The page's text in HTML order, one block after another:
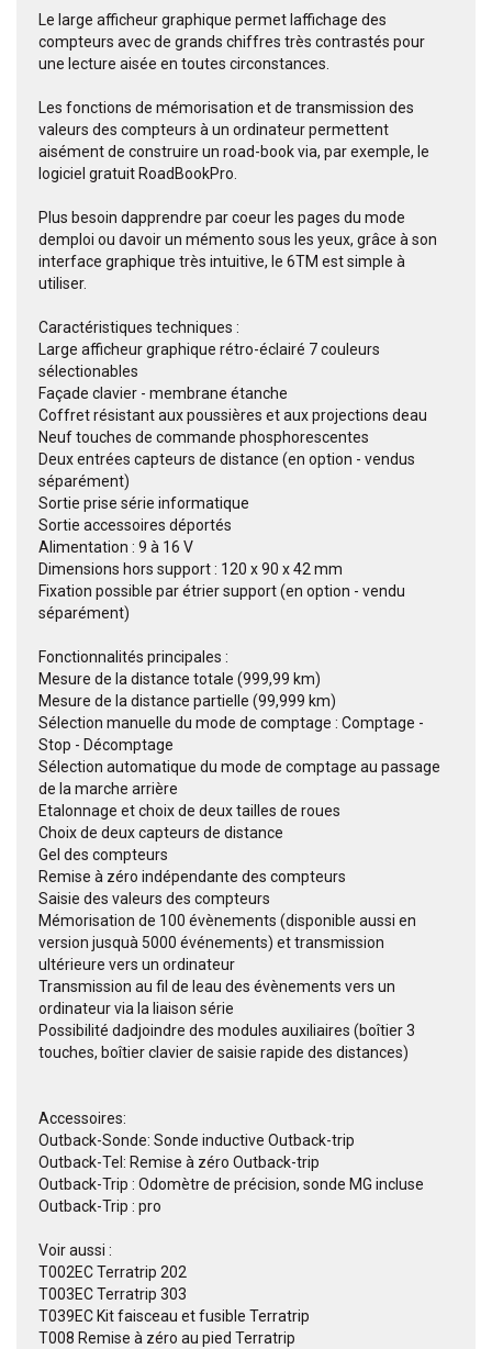
Le large afficheur graphique permet laffichage des
compteurs avec de grands chiffres très contrastés pour
une lecture aisée en toutes circonstances.
Les fonctions de mémorisation et de transmission des
valeurs des compteurs à un ordinateur permettent
aisément de construire un road-book via, par exemple, le
logiciel gratuit RoadBookPro.
Plus besoin dapprendre par coeur les pages du mode
demploi ou davoir un mémento sous les yeux, grâce à son
interface graphique très intuitive, le 6TM est simple à
utiliser.
Caractéristiques techniques :
Large afficheur graphique rétro-éclairé 7 couleurs
sélectionables
Façade clavier - membrane étanche
Coffret résistant aux poussières et aux projections deau
Neuf touches de commande phosphorescentes
Deux entrées capteurs de distance (en option - vendus
séparément)
Sortie prise série informatique
Sortie accessoires déportés
Alimentation : 9 à 16 V
Dimensions hors support : 120 x 90 x 42 mm
Fixation possible par étrier support (en option - vendu
séparément)
Fonctionnalités principales :
Mesure de la distance totale (999,99 km)
Mesure de la distance partielle (99,999 km)
Sélection manuelle du mode de comptage : Comptage -
Stop - Décomptage
Sélection automatique du mode de comptage au passage
de la marche arrière
Etalonnage et choix de deux tailles de roues
Choix de deux capteurs de distance
Gel des compteurs
Remise à zéro indépendante des compteurs
Saisie des valeurs des compteurs
Mémorisation de 100 évènements (disponible aussi en
version jusquà 5000 événements) et transmission
ultérieure vers un ordinateur
Transmission au fil de leau des évènements vers un
ordinateur via la liaison série
Possibilité dadjoindre des modules auxiliaires (boîtier 3
touches, boîtier clavier de saisie rapide des distances)
Accessoires:
Outback-Sonde: Sonde inductive Outback-trip
Outback-Tel: Remise à zéro Outback-trip
Outback-Trip : Odomètre de précision, sonde MG incluse
Outback-Trip : pro
Voir aussi :
T002EC Terratrip 202
T003EC Terratrip 303
T039EC Kit faisceau et fusible Terratrip
T008 Remise à zéro au pied Terratrip